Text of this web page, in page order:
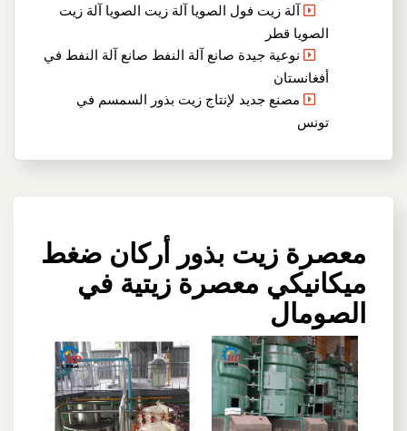
آلة زيت فول الصويا آلة زيت الصويا آلة زيت
الصويا قطر
نوعية جيدة صانع آلة النفط صانع آلة النفط في
أفغانستان
مصنع جديد لإنتاج زيت بذور السمسم في
معصرة زيت بذور أركان ضغط
ميكانيكي معصرة زيتية في
الصومال